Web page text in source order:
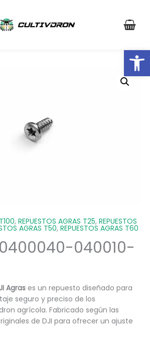
, REPUESTOS AGRAS T25, REPUESTOS
AGRAS T50, REPUESTOS AGRAS T60
040010-
Agrases un repuesto diseñado para
seguro y preciso de los
agrícola. Fabricado según las
de DJI para ofrecer un ajuste